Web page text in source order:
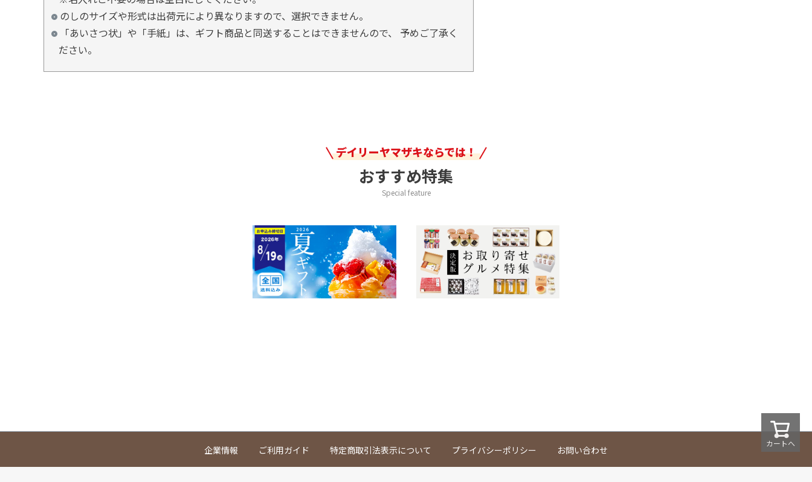
のしのサイズや形式は出荷元により異なりますので、選択できません。
「あいさつ状」や「手紙」は、ギフト商品と同送することはできませんので、 予めご了承く
ださい。
デイリーヤマザキならでは！
おすすめ特集
Special feature
企業情報 ご利用ガイド 特定商取引法表示について プライバシーポリシー お問い合わせ
カートへ